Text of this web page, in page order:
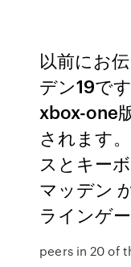
以前にお
デン19で
xbox-one
されます
スとキー
マッデン
ラインゲ
peers in 20 of